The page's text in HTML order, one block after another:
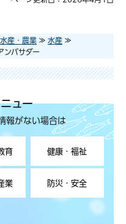
水産・農業 ≫ 水産 ≫
ンバサダー
ュー
報がない場合は
育 健康・福祉
業 防災・安全